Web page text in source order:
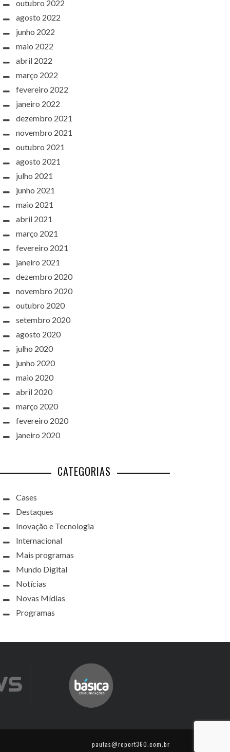
outubro 2022
agosto 2022
junho 2022
maio 2022
abril 2022
março 2022
fevereiro 2022
janeiro 2022
dezembro 2021
novembro 2021
outubro 2021
agosto 2021
julho 2021
junho 2021
maio 2021
abril 2021
março 2021
fevereiro 2021
janeiro 2021
dezembro 2020
novembro 2020
outubro 2020
setembro 2020
agosto 2020
julho 2020
junho 2020
maio 2020
abril 2020
março 2020
fevereiro 2020
janeiro 2020
CATEGORIAS
Cases
Destaques
Inovação e Tecnologia
Internacional
Mais programas
Mundo Digital
Notícias
Novas Mídias
Programas
pautas@report360.com.br